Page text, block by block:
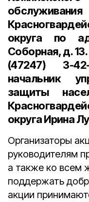
округа по
Соборная, д.
(47247) 3-
начальник
защиты
округа Ирина
Организаторы
руководителям
а также ко всем
поддержать
акции